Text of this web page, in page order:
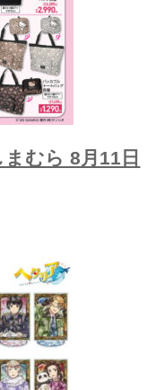
むら 8月11日